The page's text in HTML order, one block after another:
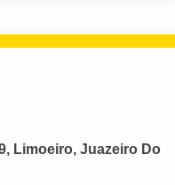
Limoeiro, Juazeiro Do